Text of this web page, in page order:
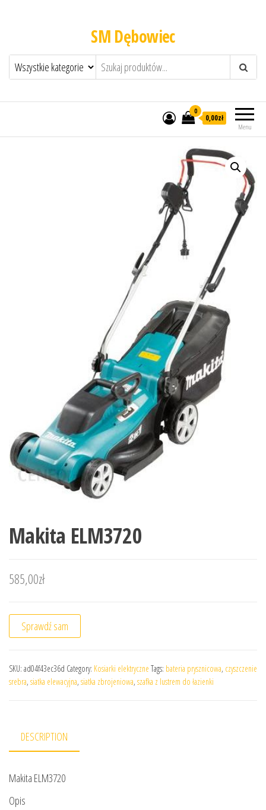
SM Dębowiec
Menu
0
0,00zł
Makita ELM3720
585,00zł
Sprawdź sam
SKU: ad04f43ec36d Category: Kosiarki elektryczne Tags: bateria prysznicowa, czyszczenie
srebra, siatka elewacyjna, siatka zbrojeniowa, szafka z lustrem do łazienki
DESCRIPTION
Makita ELM3720
Opis